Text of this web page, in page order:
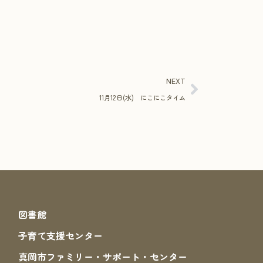
NEXT
11月12日(水) にこにこタイム
図書館
子育て支援センター
真岡市ファミリー・サポート・センター